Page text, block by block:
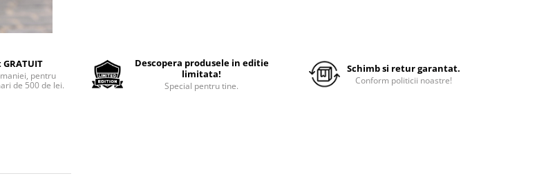
pentru
de 500 de lei.
Descopera produsele in editie
limitata!
Special pentru tine.
Schimb si retur garantat.
Conform politicii noastre!